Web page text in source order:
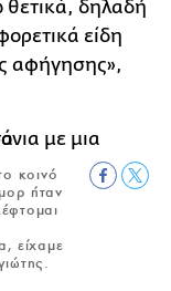
δηλαδή
είδη
αφήγησης»,
κοινό
ήταν
είχαμε